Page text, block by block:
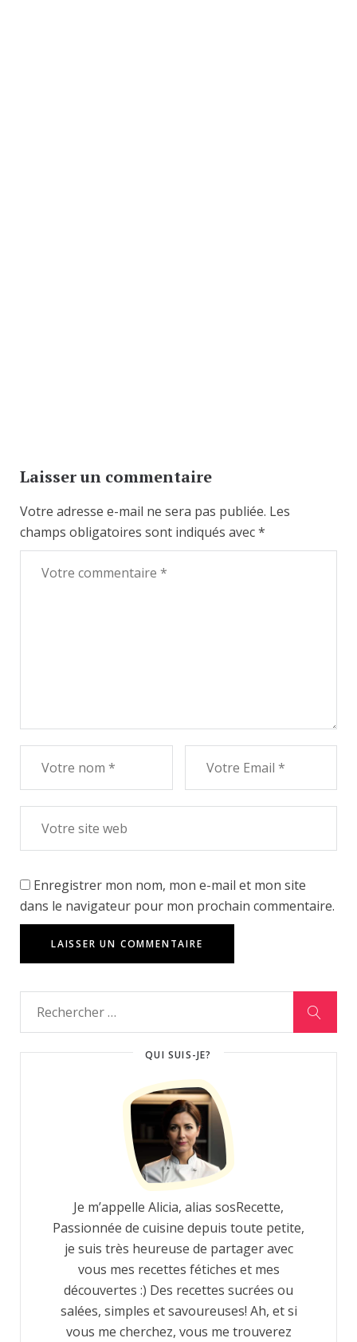
Laisser un commentaire
Votre adresse e-mail ne sera pas publiée. Les
champs obligatoires sont indiqués avec*
Enregistrer mon nom, mon e-mail et mon site
dans le navigateur pour mon prochain commentaire.
QUI SUIS-JE?
Je m’appelle Alicia, alias sosRecette,
Passionnée de cuisine depuis toute petite,
je suis très heureuse de partager avec
vous mes recettes fétiches et mes
découvertes :) Des recettes sucrées ou
salées, simples et savoureuses! Ah, et si
vous me cherchez, vous me trouverez